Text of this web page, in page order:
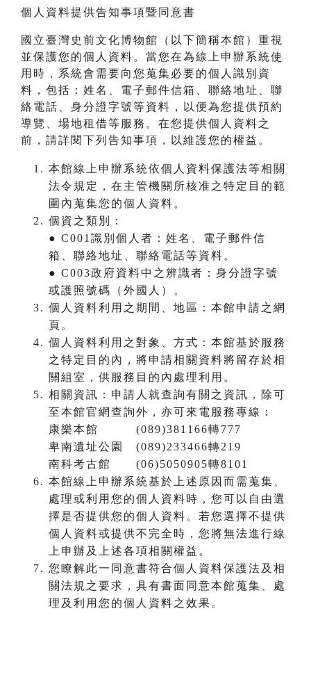
個人資料提供告知事項暨同意書
國立臺灣史前文化博物館（以下簡稱本館）重視
並保護您的個人資料。當您在為線上申辦系統使
用時，系統會需要向您蒐集必要的個人識別資
料，包括：姓名、電子郵件信箱、聯絡地址、聯
絡電話、身分證字號等資料，以便為您提供預約
導覽、場地租借等服務。在您提供個人資料之
前，請詳閱下列告知事項，以維護您的權益。
本館線上申辦系統依個人資料保護法等相關
法令規定，在主管機關所核准之特定目的範
圍內蒐集您的個人資料。
個資之類別：
● C001識別個人者：姓名、電子郵件信
箱、聯絡地址、聯絡電話等資料。
● C003政府資料中之辨識者：身分證字號
或護照號碼（外國人）。
個人資料利用之期間、地區：本館申請之網
頁。
個人資料利用之對象、方式：本館基於服務
之特定目的內，將申請相關資料將留存於相
關組室，供服務目的內處理利用。
相關資訊：申請人就查詢有關之資訊，除可
至本館官網查詢外，亦可來電服務專線：
康樂本館 (089)381166轉777
卑南遺址公園 (089)233466轉219
南科考古館 (06)5050905轉8101
本館線上申辦系統基於上述原因而需蒐集、
處理或利用您的個人資料時，您可以自由選
擇是否提供您的個人資料。若您選擇不提供
個人資料或提供不完全時，您將無法進行線
上申辦及上述各項相關權益。
您瞭解此一同意書符合個人資料保護法及相
關法規之要求，具有書面同意本館蒐集、處
理及利用您的個人資料之效果。